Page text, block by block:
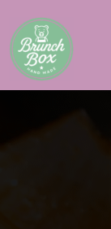
au
contenu